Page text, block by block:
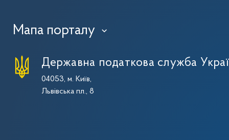
Мапа порталу ›
Державна податкова служба
04053, м. Київ,
Львівська пл., 8